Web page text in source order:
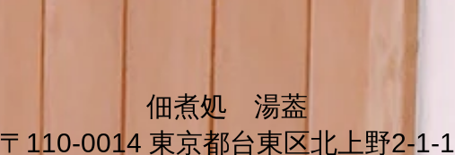
佃煮処 湯葢
〒110-0014 東京都台東区北上野2-1-1